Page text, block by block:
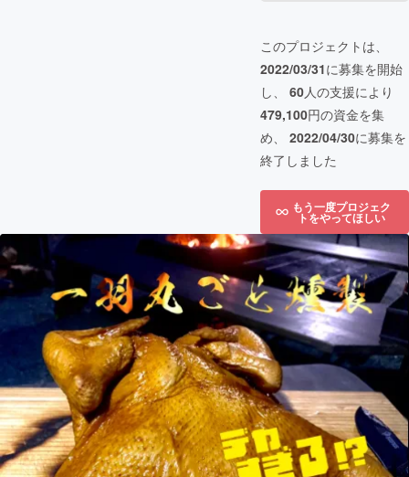
このプロジェクトは、
2022/03/31に募集を開始
し、 60人の支援により
479,100円の資金を集
め、 2022/04/30に募集を
終了しました
もう一度プロジェク
トをやってほしい